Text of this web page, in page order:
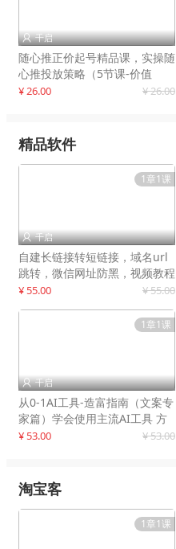
 千启
随心推正价起号精品课，实操随
心推投放策略（5节课-价值
298）
¥ 26.00 ¥ 26.00
精品软件
1章1课
 千启
自建长链接转短链接，域名url
跳转，微信网址防黑，视频教程
手把手教你
¥ 55.00 ¥ 55.00
1章1课
 千启
从0-1AI工具-造富指南（文案专
家篇）学会使用主流AI工具 方
法和心法的融合
¥ 53.00 ¥ 53.00
淘宝客
1章1课